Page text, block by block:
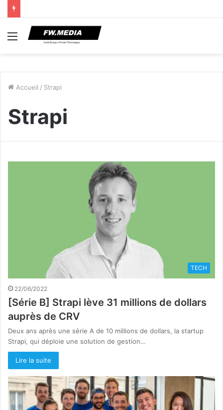
Menu
Accueil / Strapi
Strapi
TECH
22/06/2022
[Série B] Strapi lève 31 millions de dollars
auprès de CRV
Deux ans après une série A de 10 millions de dollars, la startup
Strapi, qui déploie une solution de gestion…
Lire la suite